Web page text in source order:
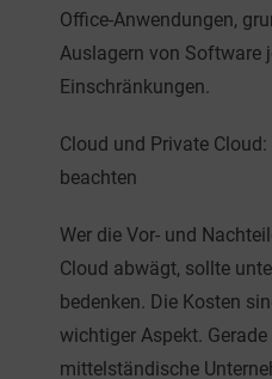
Office-Anwendungen,
Auslagern von Software
Einschränkungen.
Cloud und Private
beachten
Wer die Vor- und
Cloud abwägt, sollte
bedenken. Die Kosten
wichtiger Aspekt.
mittelständische